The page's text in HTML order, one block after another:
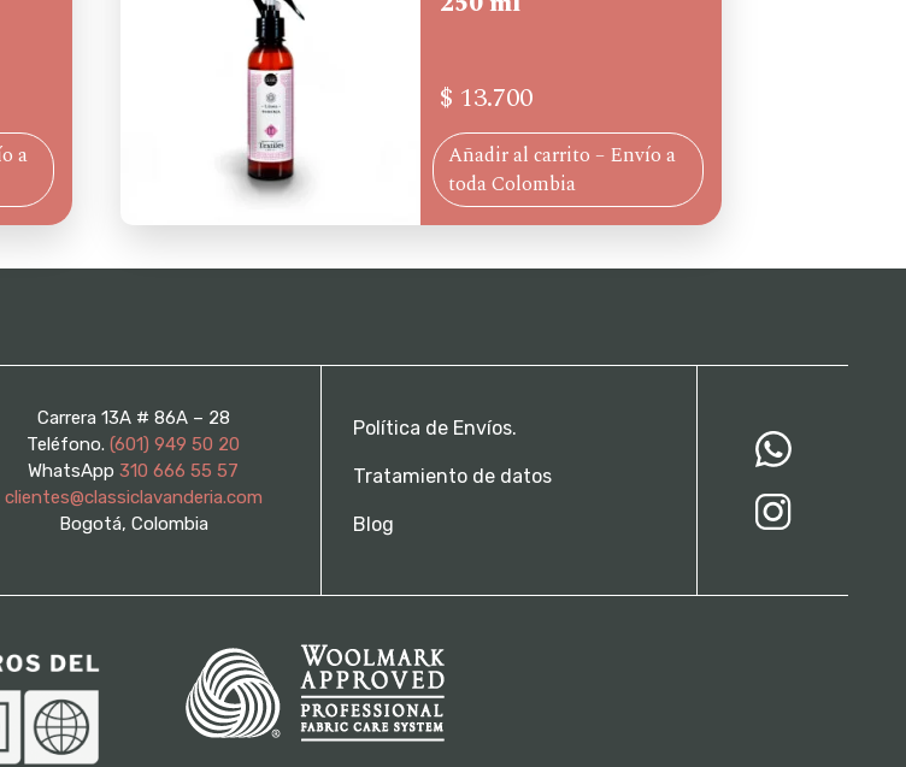
a
$ 13.700
Añadir al carrito – Envío a
toda Colombia
Carrera 13A # 86A – 28
Teléfono.(601) 949 50 20
WhatsApp310 666 55 57
clientes@classiclavanderia.com
Bogotá, Colombia
Política de Envíos.
Tratamiento de datos
Blog